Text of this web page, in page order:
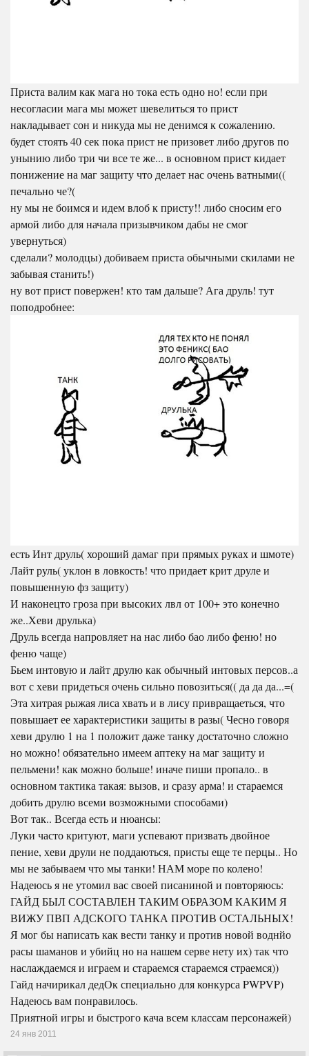
Приста валим как мага но тока есть одно но! если при
несогласии мага мы может шевелиться то прист
накладывает сон и никуда мы не денимся к сожалению.
будет стоять 40 сек пока прист не призовет либо другов по
унынию либо три чи все те же... в основном прист кидает
понижение на маг защиту что делает нас очень ватными((
печально че?(
ну мы не боимся и идем влоб к присту!! либо сносим его
армой либо для начала призывчиком дабы не смог
увернуться)
сделали? молодцы) добиваем приста обычными скилами не
забывая станить!)
ну вот прист повержен! кто там дальше? Ага друль! тут
поподробнее:
есть Инт друль( хороший дамаг при прямых руках и шмоте)
Лайт руль( уклон в ловкость! что придает крит друле и
повышенную фз защиту)
И наконецто гроза при высоких лвл от 100+ это конечно
же..Хеви друлька)
Друль всегда напровляет на нас либо бао либо феню! но
феню чаще)
Бьем интовую и лайт друлю как обычный интовых персов..а
вот с хеви придеться очень сильно повозиться(( да да да...=(
Эта хитрая рыжая лиса хвать и в лису привращаеться, что
повышает ее характеристики защиты в разы( Чесно говоря
хеви друлю 1 на 1 положит даже танку достаточно сложно
но можно! обязательно имеем аптеку на маг защиту и
пельмени! как можно больше! иначе пиши пропало.. в
основном тактика такая: вызов, и сразу арма! и стараемся
добить друлю всеми возможными способами)
Вот так.. Всегда есть и нюансы:
Луки часто критуют, маги успевают призвать двойное
пение, хеви друли не поддаються, присты еще те перцы.. Но
мы не забываем что мы танки! НАМ море по колено!
Надеюсь я не утомил вас своей писаниной и повторяюсь:
ГАЙД БЫЛ СОСТАВЛЕН ТАКИМ ОБРАЗОМ КАКИМ Я
ВИЖУ ПВП АДСКОГО ТАНКА ПРОТИВ ОСТАЛЬНЫХ!
Я мог бы написать как вести танку и против новой воднйо
расы шаманов и убийц но на нашем серве нету их) так что
наслаждаемся и играем и стараемся стараемся страемся))
Гайд начирикал дедОк специально для конкурса PWPVP)
Надеюсь вам понравилось.
Приятной игры и быстрого кача всем классам персонажей)
24 янв 2011